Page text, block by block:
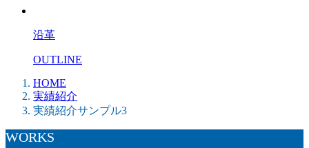
沿革
OUTLINE
HOME
実績紹介
実績紹介サンプル3
WORKS